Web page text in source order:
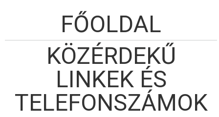
FŐOLDAL
KÖZÉRDEKŰ
LINKEK ÉS
TELEFONSZÁMOK